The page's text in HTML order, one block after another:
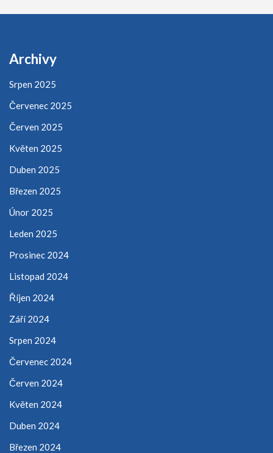
Archivy
Srpen 2025
Červenec 2025
Červen 2025
Květen 2025
Duben 2025
Březen 2025
Únor 2025
Leden 2025
Prosinec 2024
Listopad 2024
Říjen 2024
Září 2024
Srpen 2024
Červenec 2024
Červen 2024
Květen 2024
Duben 2024
Březen 2024